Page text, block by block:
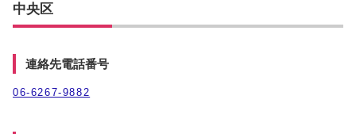
中央区
連絡先電話番号
06‐6267-9882